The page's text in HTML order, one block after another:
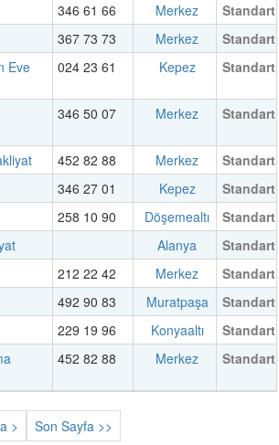
346 61 66 Merkez
Standart
367 73 73 Merkez
Standart
Eve
024 23 61 Kepez Standart
346 50 07 Merkez Standart
452 82 88 Merkez
Standart
346 27 01 Kepez
Standart
258 10 90 Döşemealtı
Standart
Alanya
Standart
212 22 42 Merkez
Standart
492 90 83 Muratpaşa
Standart
229 19 96 Konyaaltı
Standart
452 82 88 Merkez Standart
> Son Sayfa >>